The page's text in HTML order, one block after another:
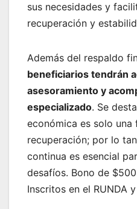
sus necesidades y
recuperación y
Además del respaldo
beneficiarios tendrán
asesoramiento y
especializado. Se
económica es solo una
recuperación; por lo
continua es esencial
desafíos. Bono de
Inscritos en el RUNDA y